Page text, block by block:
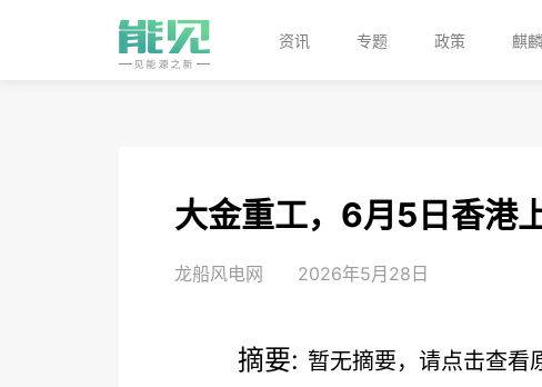
资讯 专题 政策 麒
大金重工，6月5日香港上
龙船风电网 2026年5月28日
摘要: 暂无摘要，请点击查看